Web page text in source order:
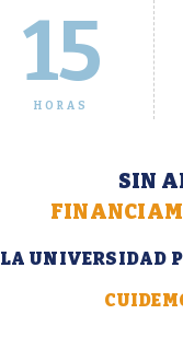
15
HORAS
SIN
LA UNIVERSIDAD
2026.